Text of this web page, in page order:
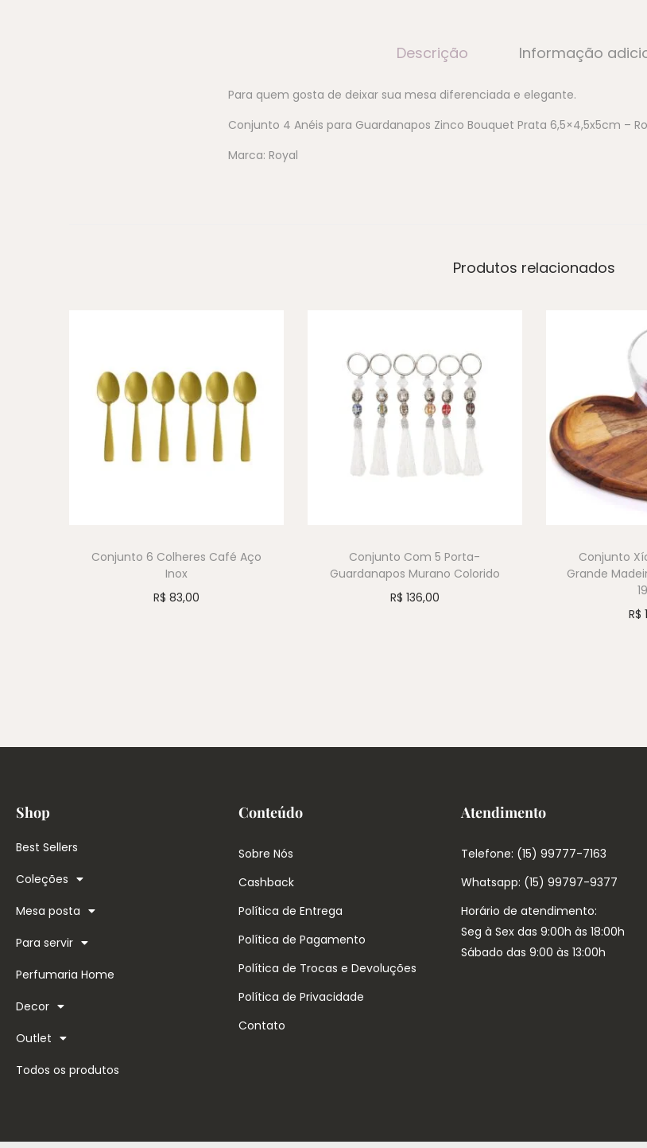
Descrição Informação
Para quem gosta de deixar sua mesa diferenciada e elegante.
Conjunto 4 Anéis para Guardanapos Zinco Bouquet Prata 6,5×4,5x5cm –
Marca: Royal
Produtos relacionados
Conjunto 6 Colheres Café Aço
Inox
R$ 83,00
Conjunto Com 5 Porta-
Guardanapos Murano Colorido
R$ 136,00
Conjunto
Grande
R$
Shop
Best Sellers
Coleções
Mesa posta
Para servir
Perfumaria Home
Decor
Outlet
Todos os produtos
Conteúdo
Sobre Nós
Cashback
Política de Entrega
Política de Pagamento
Política de Trocas e Devoluções
Política de Privacidade
Contato
Atendimento
Telefone: (15) 99777-7163
Whatsapp: (15) 99797-9377
Horário de atendimento:
Seg à Sex das 9:00h às 18:00h
Sábado das 9:00 às 13:00h